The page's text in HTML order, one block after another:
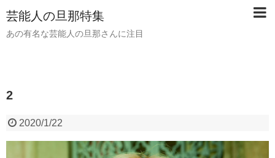
芸能人の旦那特集
あの有名な芸能人の旦那さんに注目
2
2020/1/22